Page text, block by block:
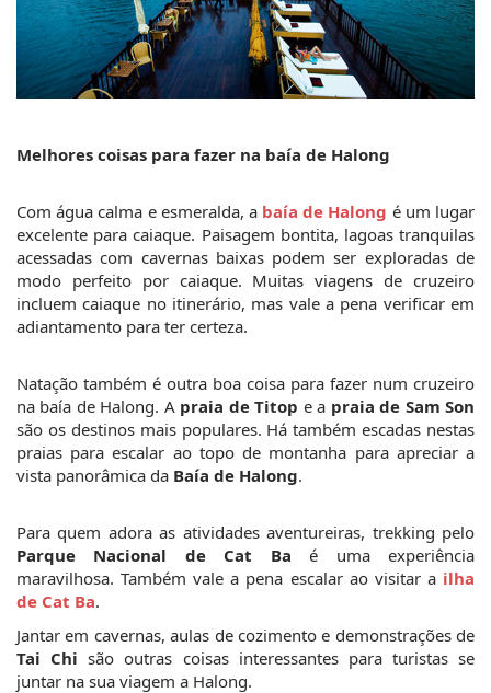
Melhores coisas para fazer na baía de Halong
Com água calma e esmeralda, a baía de Halong é um lugar
excelente para caiaque. Paisagem bontita, lagoas tranquilas
acessadas com cavernas baixas podem ser exploradas de
modo perfeito por caiaque. Muitas viagens de cruzeiro
incluem caiaque no itinerário, mas vale a pena verificar em
adiantamento para ter certeza.
Natação também é outra boa coisa para fazer num cruzeiro
na baía de Halong. A praia de Titop e a praia de Sam Son
são os destinos mais populares. Há também escadas nestas
praias para escalar ao topo de montanha para apreciar a
vista panorâmica da Baía de Halong.
Parque Nacional de Cat Ba é uma experiência
maravilhosa. Também vale a pena escalar ao visitar a ilha
de Cat Ba.
Tai Chi são outras coisas interessantes para turistas se
juntar na sua viagem a Halong.